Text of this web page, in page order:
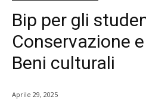
Bip per gli
Conservazione
Beni culturali
Aprile 29, 2025